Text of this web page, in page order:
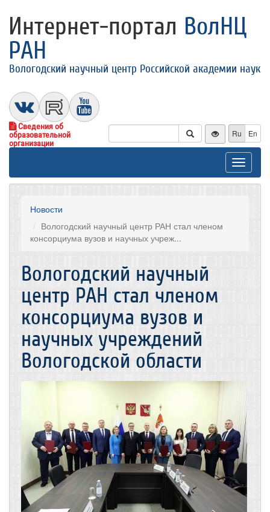
Интернет-портал ВолНЦ
РАН
Вологодский научный центр Российской академии наук
Сведения об
образовательной
организации
Ru En
Toggle
Новости
Вологодский научный центр РАН стал членом
консорциума вузов и научных учреж...
Вологодский научный
центр РАН стал членом
консорциума вузов и
научных учреждений
Вологодской области